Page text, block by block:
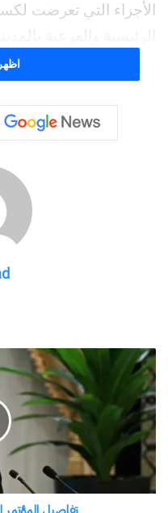
الأجزاء التي تعرضت
وضمان أعلى معايير
الرواسب والمخلفات
السياحي، فضلا على
والزراعات بما يضمن
السائحين والزوار إليها.
وتأتي هذه الحملات
جنوب سيناء وكافة
عالمية، مع التأكيد على
شارك هذا الموضوع:
فيس بوك
X
معجب بهذه:
تفاصيل
المؤتمر
الصحفي
لرئيس
الوزراء